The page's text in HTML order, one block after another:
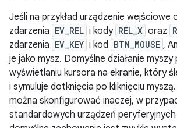
Jeśli na przykład urządzenie wejściowe
zdarzenia EV_REL i kody REL_X oraz
zdarzenia EV_KEY i kod BTN_MOUSE ,
je jako mysz. Domyślne działanie myszy
wyświetlaniu kursora na ekranie, który
i symuluje dotknięcia po kliknięciu
można skonfigurować inaczej, w
standardowych urządzeń peryferyjnych